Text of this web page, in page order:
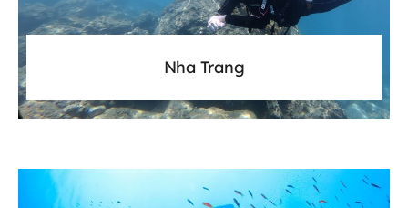
Nha Trang